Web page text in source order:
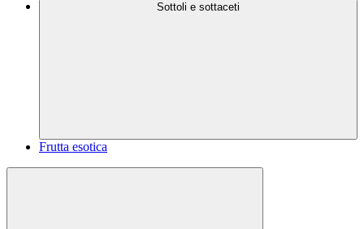
Sottoli e sottaceti
Frutta esotica